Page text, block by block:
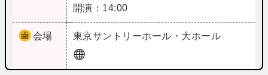
開演：14:00
会場 東京サントリーホール・大ホール